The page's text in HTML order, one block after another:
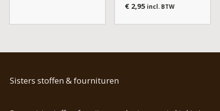
€2,95 incl. BTW
Sisters stoffen & fournituren